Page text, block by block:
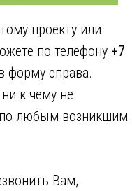
проекту или
по телефону +7
форму справа.
к чему не
любым возникшим
Вам,